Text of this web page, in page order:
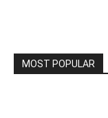
MOST POPULAR